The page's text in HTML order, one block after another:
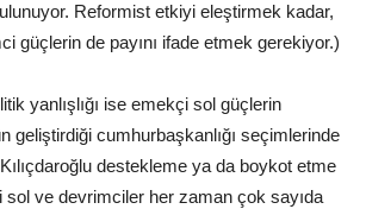
Reformist etkiyi eleştirmek kadar,
güçlerin de payını ifade etmek gerekiyor.)
yanlışlığı ise emekçi sol güçlerin
geliştirdiği cumhurbaşkanlığı seçimlerinde
destekleme ya da boykot etme
sol ve devrimciler her zaman çok sayıda